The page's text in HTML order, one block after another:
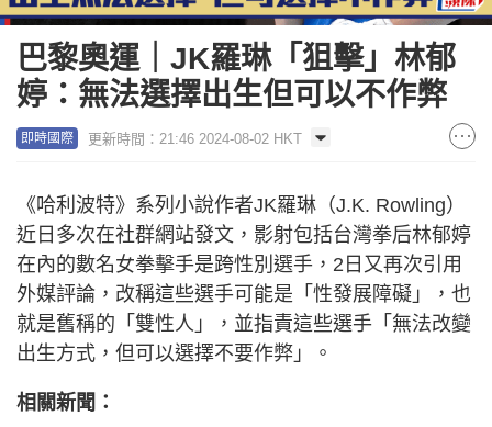
巴黎奧運｜JK羅琳「狙擊」林郁
婷：無法選擇出生但可以不作弊
即時國際 更新時間：21:46 2024-08-02 HKT
《哈利波特》系列小說作者JK羅琳（J.K. Rowling）
近日多次在社群網站發文，影射包括台灣拳后林郁婷
在內的數名女拳擊手是跨性別選手，2日又再次引用
外媒評論，改稱這些選手可能是「性發展障礙」，也
就是舊稱的「雙性人」，並指責這些選手「無法改變
出生方式，但可以選擇不要作弊」。
相關新聞：